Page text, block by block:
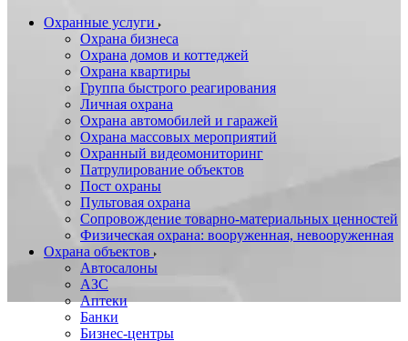
Охранные услуги
Охрана бизнеса
Охрана домов и коттеджей
Охрана квартиры
Группа быстрого реагирования
Личная охрана
Охрана автомобилей и гаражей
Охрана массовых мероприятий
Охранный видеомониторинг
Патрулирование объектов
Пост охраны
Пультовая охрана
Сопровождение товарно-материальных ценностей
Физическая охрана: вооруженная, невооруженная
Охрана объектов
Автосалоны
АЗС
Аптеки
Банки
Бизнес-центры